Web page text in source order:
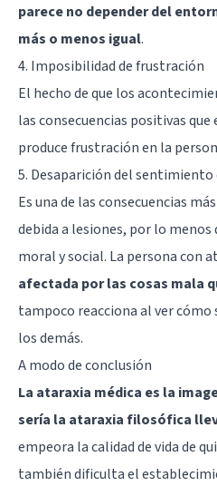
parece no depender del
más o menos igual.
4. Imposibilidad de frustración
El hecho de que los
las consecuencias positivas
produce frustración en la
5. Desaparición del sentimiento
Es una de las consecuencias
debida a lesiones, por lo menos
moral y social. La persona con
afectada por las cosas mala
tampoco reacciona al ver cómo
los demás.
A modo de conclusión
La ataraxia médica es la
sería la ataraxia filosófica
empeora la calidad de vida de
también dificulta el